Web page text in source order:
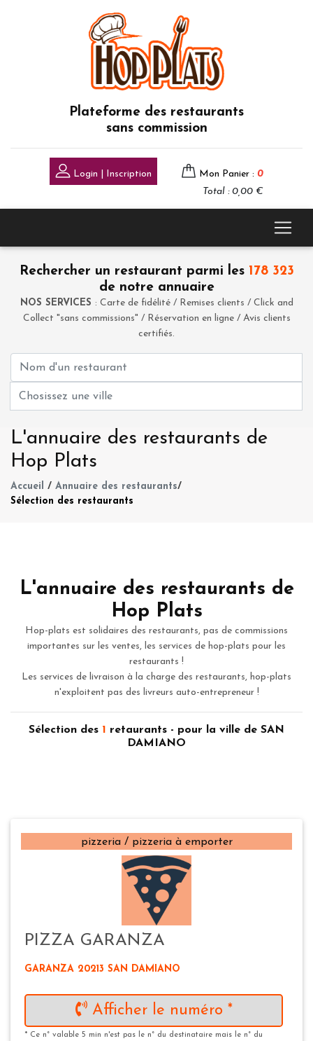
Plateforme des restaurants
sans commission
Login | Inscription Mon Panier : 0
Total : 0,00 €
Rechercher un restaurant parmi les 178 323
de notre annuaire
NOS SERVICES : Carte de fidélité / Remises clients / Click and
Collect "sans commissions" / Réservation en ligne / Avis clients
certifiés.
L'annuaire des restaurants de
Hop Plats
Accueil / Annuaire des restaurants/
Sélection des restaurants
L'annuaire des restaurants de
Hop Plats
Hop-plats est solidaires des restaurants, pas de commissions
importantes sur les ventes, les services de hop-plats pour les
restaurants !
Les services de livraison à la charge des restaurants, hop-plats
n'exploitent pas des livreurs auto-entrepreneur !
Sélection des 1 retaurants - pour la ville de SAN
DAMIANO
pizzeria / pizzeria à emporter
PIZZA GARANZA
GARANZA 20213 SAN DAMIANO
Afficher le numéro *
* Ce n° valable 5 min n'est pas le n° du destinataire mais le n° du